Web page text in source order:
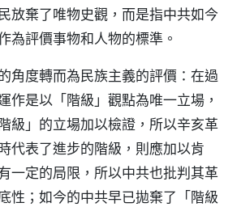
放棄了唯物史觀，而是指中共如今
為評價事物和人物的標準。
角度轉而為民族主義的評價：在過
作是以「階級」觀點為唯一立場，
級」的立場加以檢證，所以辛亥革
代表了進步的階級，則應加以肯
一定的局限，所以中共也批判其革
性；如今的中共早已拋棄了「階級